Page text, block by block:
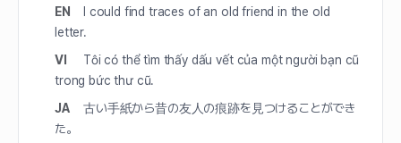
EN
I could find traces of an old friend in the old
letter.
VI
Tôi có thể tìm thấy dấu vết của một người bạn cũ
trong bức thư cũ.
JA
古い手紙から昔の友人の痕跡を見つけることができ
た。